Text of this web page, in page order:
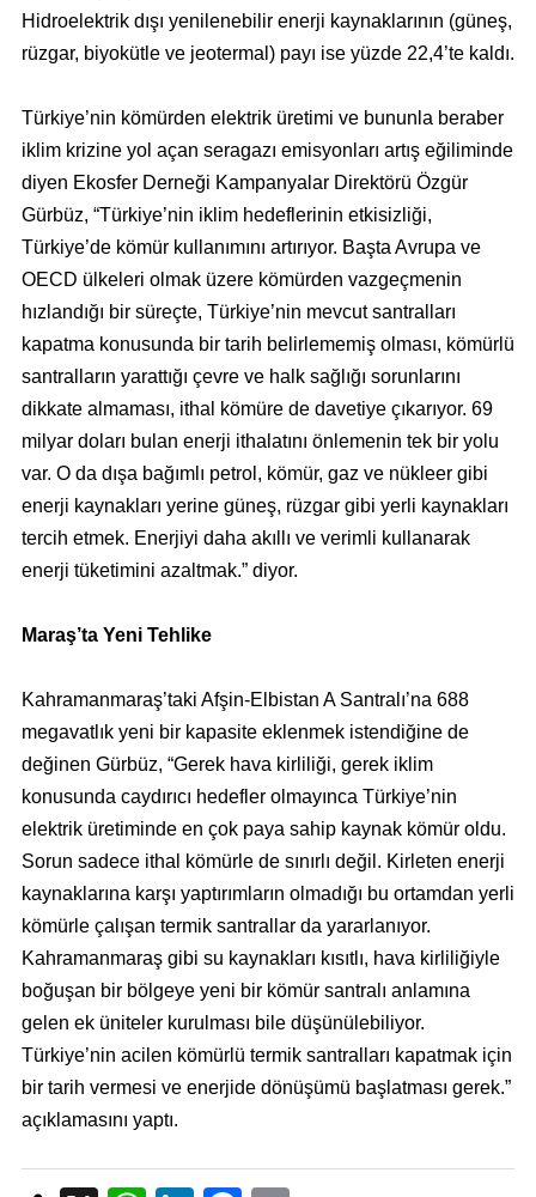
Hidroelektrik dışı yenilenebilir enerji kaynaklarının (güneş,
rüzgar, biyokütle ve jeotermal) payı ise yüzde 22,4’te kaldı.
Türkiye’nin kömürden elektrik üretimi ve bununla beraber
iklim krizine yol açan seragazı emisyonları artış eğiliminde
diyen Ekosfer Derneği Kampanyalar Direktörü Özgür
Gürbüz, “Türkiye’nin iklim hedeflerinin etkisizliği,
Türkiye’de kömür kullanımını artırıyor. Başta Avrupa ve
OECD ülkeleri olmak üzere kömürden vazgeçmenin
hızlandığı bir süreçte, Türkiye’nin mevcut santralları
kapatma konusunda bir tarih belirlememiş olması, kömürlü
santralların yarattığı çevre ve halk sağlığı sorunlarını
dikkate almaması, ithal kömüre de davetiye çıkarıyor. 69
milyar doları bulan enerji ithalatını önlemenin tek bir yolu
var. O da dışa bağımlı petrol, kömür, gaz ve nükleer gibi
enerji kaynakları yerine güneş, rüzgar gibi yerli kaynakları
tercih etmek. Enerjiyi daha akıllı ve verimli kullanarak
enerji tüketimini azaltmak.” diyor.
Maraş’ta Yeni Tehlike
Kahramanmaraş’taki Afşin-Elbistan A Santralı’na 688
megavatlık yeni bir kapasite eklenmek istendiğine de
değinen Gürbüz, “Gerek hava kirliliği, gerek iklim
konusunda caydırıcı hedefler olmayınca Türkiye’nin
elektrik üretiminde en çok paya sahip kaynak kömür oldu.
Sorun sadece ithal kömürle de sınırlı değil. Kirleten enerji
kaynaklarına karşı yaptırımların olmadığı bu ortamdan yerli
kömürle çalışan termik santrallar da yararlanıyor.
Kahramanmaraş gibi su kaynakları kısıtlı, hava kirliliğiyle
boğuşan bir bölgeye yeni bir kömür santralı anlamına
gelen ek üniteler kurulması bile düşünülebiliyor.
Türkiye’nin acilen kömürlü termik santralları kapatmak için
bir tarih vermesi ve enerjide dönüşümü başlatması gerek.”
açıklamasını yaptı.